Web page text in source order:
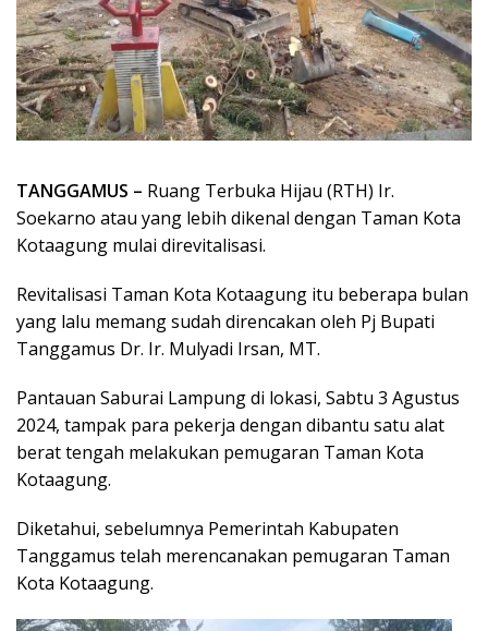
TANGGAMUS – Ruang Terbuka Hijau (RTH) Ir.
Soekarno atau yang lebih dikenal dengan Taman Kota
Kotaagung mulai direvitalisasi.
Revitalisasi Taman Kota Kotaagung itu beberapa bulan
yang lalu memang sudah direncakan oleh Pj Bupati
Tanggamus Dr. Ir. Mulyadi Irsan, MT.
Pantauan Saburai Lampung di lokasi, Sabtu 3 Agustus
2024, tampak para pekerja dengan dibantu satu alat
berat tengah melakukan pemugaran Taman Kota
Kotaagung.
Diketahui, sebelumnya Pemerintah Kabupaten
Tanggamus telah merencanakan pemugaran Taman
Kota Kotaagung.